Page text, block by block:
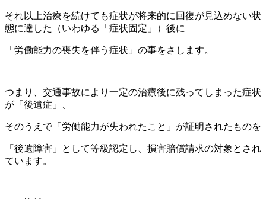
それ以上治療を続けても症状が将来的に回復が見込めない状
態に達した（いわゆる「症状固定」）後に
「労働能力の喪失を伴う症状」の事をさします。
つまり、交通事故により一定の治療後に残ってしまった症状
が「後遺症」、
そのうえで「労働能力が失われたこと」が証明されたものを
「後遺障害」として等級認定し、損害賠償請求の対象とされ
ています。